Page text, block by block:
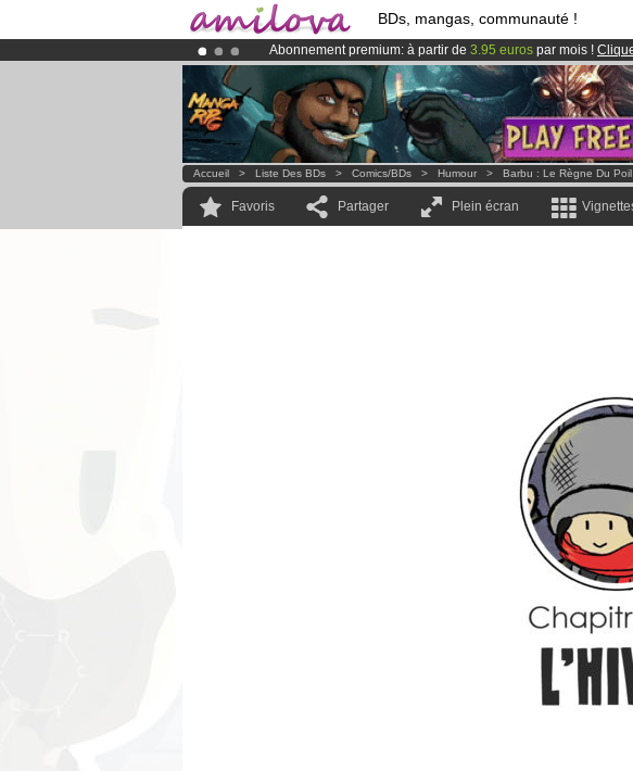
BDs, mangas, communauté !
Abonnement premium: à partir de 3.95 euros par mois !
Déjà 134393membreset 1208BDs & Mangas!
LeKickstarter Amilova est désormais lancé
Accueil > Liste Des BDs > Comics/BDs > Humour > Barbu : Le Règne Du Poil
Favoris Partager Plein écran